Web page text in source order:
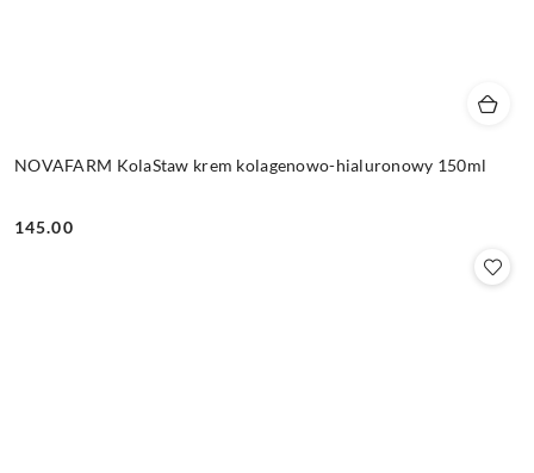
NOVAFARM KolaStaw krem kolagenowo-hialuronowy 150ml
Cena:
145.00